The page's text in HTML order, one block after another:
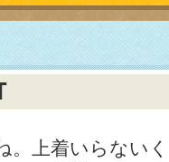
。上着いらない